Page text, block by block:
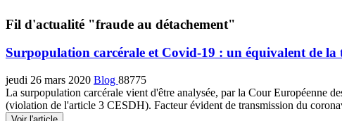
Fil d'actualité "fraude au détachement"
Surpopulation carcérale et Covid-19 : un équivalent de
jeudi 26 mars 2020 Blog 88775
La surpopulation carcérale vient d'être analysée, par la Cour Européenne
(violation de l'article 3 CESDH). Facteur évident de transmission du